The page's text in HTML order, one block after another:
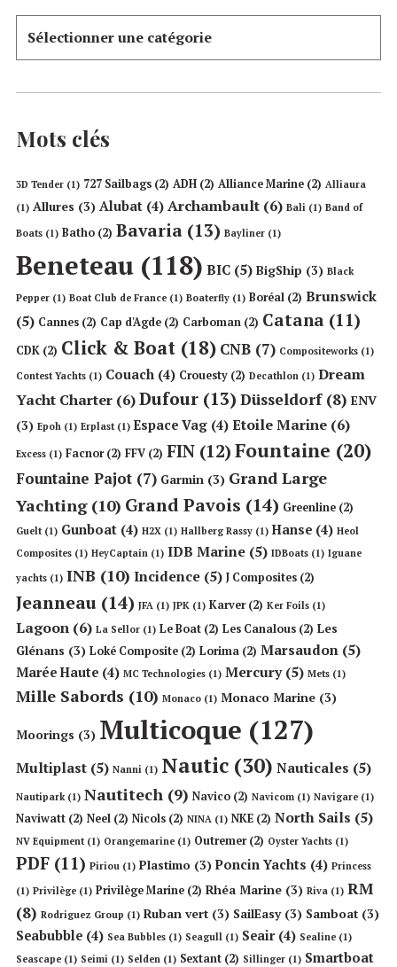
Mots clés
3D Tender (1) 727 Sailbags (2) ADH (2) Alliance Marine (2) Alliaura
(1) Allures (3) Alubat (4) Archambault (6) Bali (1) Band of
Boats (1) Batho (2) Bavaria (13) Bayliner (1)
Beneteau (118) BIC (5) BigShip (3) Black
Pepper (1) Boat Club de France (1) Boaterfly (1) Boréal (2) Brunswick
(5) Cannes (2) Cap d'Agde (2) Carboman (2) Catana (11)
CDK (2) Click & Boat (18) CNB (7) Compositeworks (1)
Contest Yachts (1) Couach (4) Crouesty (2) Decathlon (1) Dream
Yacht Charter (6)Dufour (13) Düsseldorf(8) ENV
(3) Epoh (1) Erplast(1) Espace Vag (4) Etoile Marine (6)
Excess (1) Facnor(2) FFV (2) FIN (12) Fountaine (20)
Fountaine Pajot (7) Garmin (3) Grand Large
Yachting(10) Grand Pavois (14) Greenline (2)
Guelt(1) Gunboat (4) H2X (1) Hallberg Rassy (1) Hanse (4) Heol
Composites (1) HeyCaptain (1) IDB Marine (5) IDBoats (1) Iguane
yachts (1) INB (10) Incidence (5) J Composites (2)
Jeanneau (14) JFA (1) JPK (1) Karver(2) Ker Foils (1)
Lagoon (6) La Sellor (1) Le Boat (2) Les Canalous (2) Les
Glénans (3) Loké Composite (2) Lorima (2) Marsaudon (5)
Marée Haute (4) MC Technologies (1) Mercury(5) Mets (1)
Mille Sabords (10) Monaco (1) Monaco Marine (3)
Moorings (3) Multicoque (127)
Multiplast (5) Nanni (1) Nautic (30) Nauticales (5)
Nautipark(1) Nautitech (9) Navico (2) Navicom (1) Navigare (1)
Naviwatt (2) Neel (2) Nicols (2) NINA (1) NKE (2) North Sails (5)
NV Equipment(1) Orangemarine (1) Outremer(2) Oyster Yachts (1)
PDF (11) Piriou (1) Plastimo (3) Poncin Yachts (4) Princess
(1) Privilège (1) Privilège Marine (2) Rhéa Marine (3) Riva (1) RM
(8) Rodriguez Group (1) Ruban vert (3) SailEasy(3) Samboat (3)
Seabubble (4) Sea Bubbles (1) Seagull (1) Seair(4) Sealine (1)
Seascape (1) Seimi (1) Selden (1) Sextant (2) Sillinger (1) Smartboat